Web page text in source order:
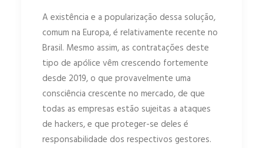
A existência e a popularização dessa solução,
comum na Europa, é relativamente recente no
Brasil. Mesmo assim, as contratações deste
tipo de apólice vêm crescendo fortemente
desde 2019, o que provavelmente uma
consciência crescente no mercado, de que
todas as empresas estão sujeitas a ataques
de hackers, e que proteger-se deles é
responsabilidade dos respectivos gestores.